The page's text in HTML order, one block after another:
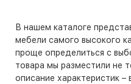
В нашем каталоге
мебели самого высокого
проще определиться с
товара мы разместили не
описание характеристик –